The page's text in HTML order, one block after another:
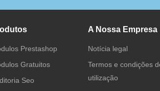
Prestashop
Gratuitos
Seo
A Nossa Empresa
Notícia legal
Termos e condições
utilização